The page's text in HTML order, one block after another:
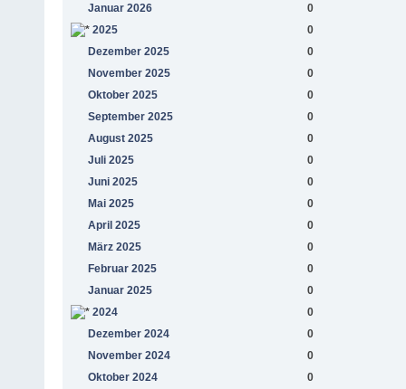
Januar 2026
0
2025
0
Dezember 2025
0
November 2025
0
Oktober 2025
0
September 2025
0
August 2025
0
Juli 2025
0
Juni 2025
0
Mai 2025
0
April 2025
0
März 2025
0
Februar 2025
0
Januar 2025
0
2024
0
Dezember 2024
0
November 2024
0
Oktober 2024
0